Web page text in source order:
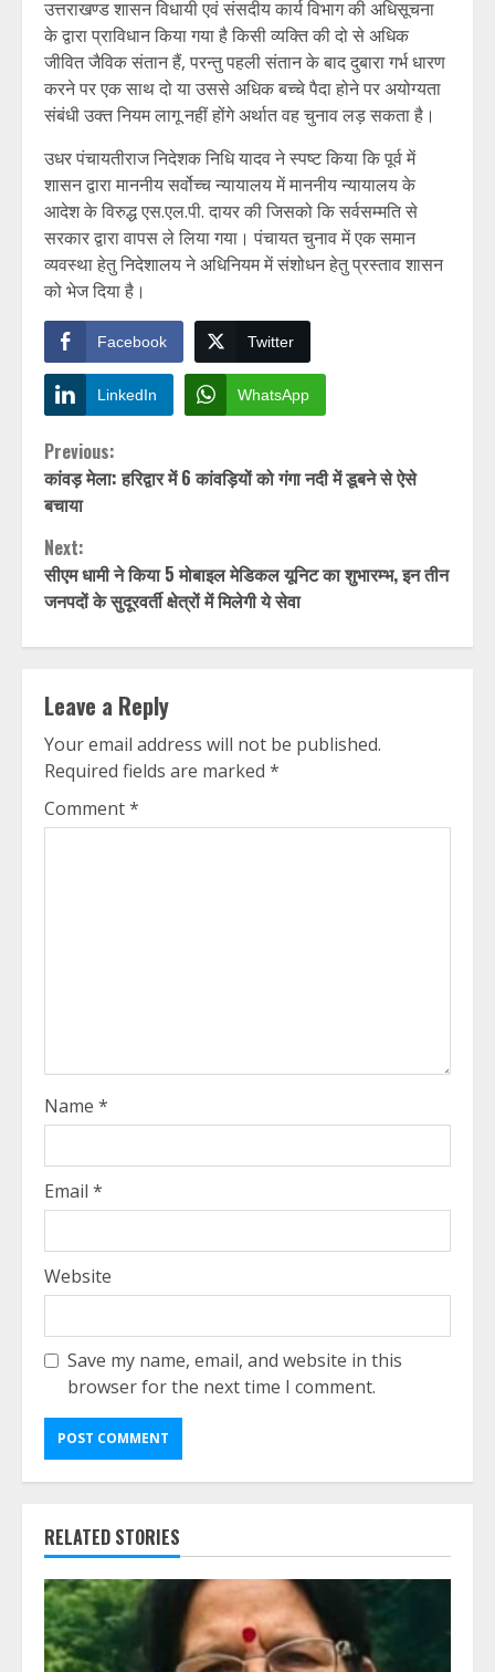
उत्तराखण्ड शासन विधायी एवं संसदीय कार्य विभाग की अधिसूचना
के द्वारा प्राविधान किया गया है किसी व्यक्ति की दो से अधिक
जीवित जैविक संतान हैं, परन्तु पहली संतान के बाद दुबारा गर्भ धारण
करने पर एक साथ दो या उससे अधिक बच्चे पैदा होने पर अयोग्यता
संबंधी उक्त नियम लागू नहीं होंगे अर्थात वह चुनाव लड़ सकता है।
उधर पंचायतीराज निदेशक निधि यादव ने स्पष्ट किया कि पूर्व में
शासन द्वारा माननीय सर्वोच्च न्यायालय में माननीय न्यायालय के
आदेश के विरुद्ध एस.एल.पी. दायर की जिसको कि सर्वसम्मति से
सरकार द्वारा वापस ले लिया गया। पंचायत चुनाव में एक समान
व्यवस्था हेतु निदेशालय ने अधिनियम में संशोधन हेतु प्रस्ताव शासन
को भेज दिया है।
Facebook Twitter
LinkedIn WhatsApp
Continue
Reading
Previous:
कांवड़ मेला: हरिद्वार में 6 कांवड़ियों को गंगा नदी में डूबने से ऐसे
बचाया
Next:
सीएम धामी ने किया 5 मोबाइल मेडिकल यूनिट का शुभारम्भ, इन तीन
जनपदों के सुदूरवर्ती क्षेत्रों में मिलेगी ये सेवा
Leave a Reply
Your email address will not be published.
Required fields are marked *
Comment*
Name *
Email *
Website
Save my name, email, and website in this
browser for the next time I comment.
RELATED STORIES